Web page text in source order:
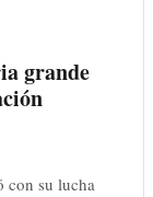
grande
con su lucha